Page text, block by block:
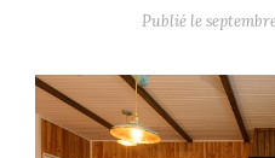
Publié le